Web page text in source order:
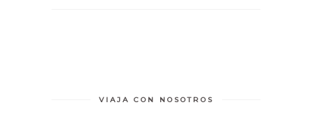
VIAJA CON NOSOTROS